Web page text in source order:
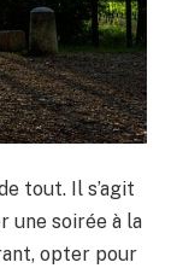
tout. Il s’agit
une soirée à la
opter pour